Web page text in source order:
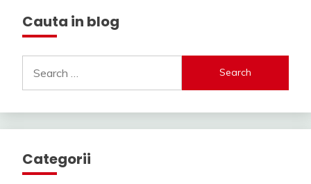
Cauta in blog
for:
Categorii